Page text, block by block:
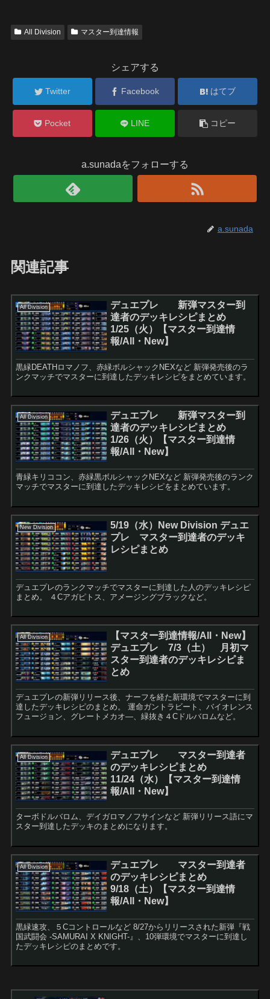
All Division マスター到達情報
シェアする
Twitter Facebook はてブ
Pocket LINE コピー
a.sunadaをフォローする
a.sunada
関連記事
All Division
デュエプレ 新弾マスター到
達者のデッキレシピまとめ
1/25（火）【マスター到達情
報/All・New】
黒緑DEATHロマノフ、赤緑ボルシャックNEXなど 新弾発売後のラ
ンクマッチでマスターに到達したデッキレシピをまとめています。
All Division
デュエプレ 新弾マスター到
達者のデッキレシピまとめ
1/26（火）【マスター到達情
報/All・New】
青緑キリココン、赤緑黒ボルシャックNEXなど 新弾発売後のランク
マッチでマスターに到達したデッキレシピをまとめています。
New Division
5/19（水）New Division デュエ
プレ マスター到達者のデッキ
レシピまとめ
デュエプレのランクマッチでマスターに到達した人のデッキレシピ
まとめ。 ４Cアガピトス、アメージングブラックなど。
All Division
【マスター到達情報/All・New】
デュエプレ 7/3（土） 月初マ
スター到達者のデッキレシピま
とめ
デュエプレの新弾リリース後、ナーフを経た新環境でマスターに到
達したデッキレシピのまとめ。 運命ガントラビート、バイオレンス
フュージョン、グレートメカオ―、緑抜き４Cドルバロムなど。
All Division
デュエプレ マスター到達者
のデッキレシピまとめ
11/24（水）【マスター到達情
報/All・New】
ターボドルバロム、デイガロマノフサインなど 新弾リリース語にマ
スター到達したデッキのまとめになります。
All Division
デュエプレ マスター到達者
のデッキレシピまとめ
9/18（土）【マスター到達情
報/All・New】
黒緑速攻、５Cコントロールなど 8/27からリリースされた新弾『戦
国武闘会 -SAMURAI X KNIGHT-』、10弾環境でマスターに到達し
たデッキレシピのまとめです。